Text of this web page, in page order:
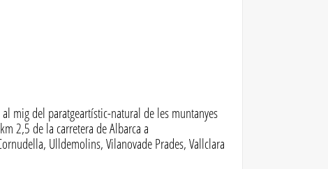
mig del paratgeartístic-natural de les muntanyes
2,5 de la carretera de Albarca a
Ulldemolins, Vilanovade Prades, Vallclara